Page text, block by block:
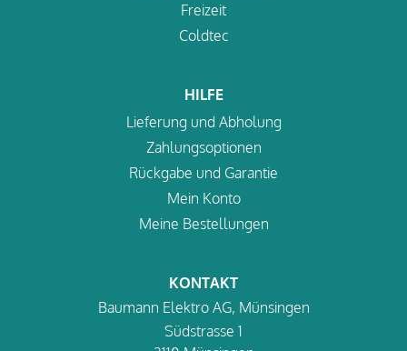
Freizeit
Coldtec
HILFE
Lieferung und Abholung
Zahlungsoptionen
Rückgabe und Garantie
Mein Konto
Meine Bestellungen
KONTAKT
Baumann Elektro AG, Münsingen
Südstrasse 1